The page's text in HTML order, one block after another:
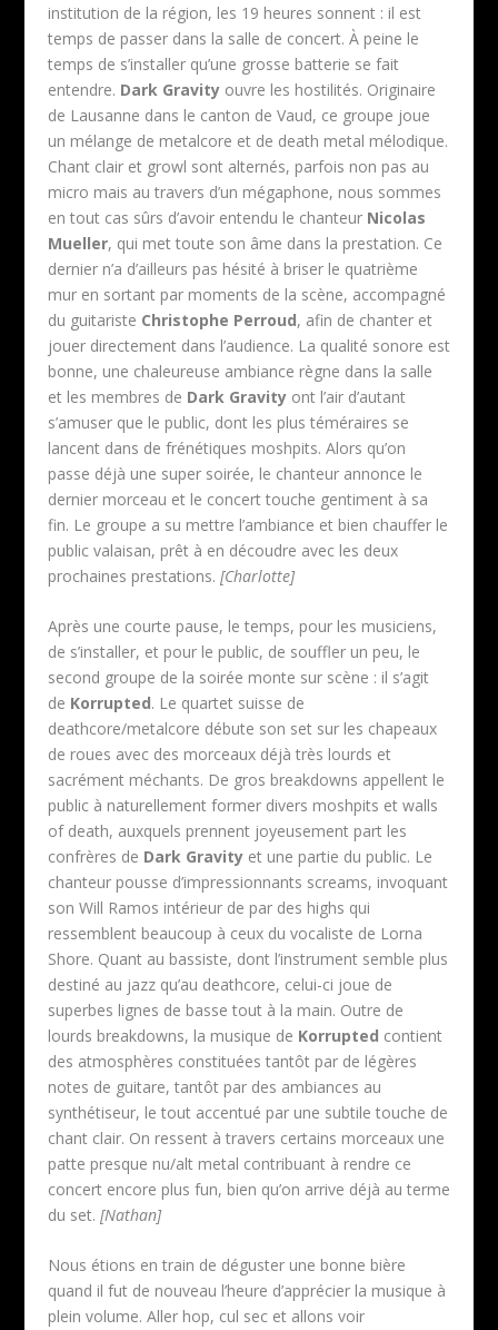
institution de la région, les 19 heures sonnent : il est
temps de passer dans la salle de concert. À peine le
temps de s’installer qu’une grosse batterie se fait
entendre. Dark Gravityouvre les hostilités. Originaire
de Lausanne dans le canton de Vaud, ce groupe joue
un mélange de metalcore et de death metal mélodique.
Chant clair et growl sont alternés, parfois non pas au
micro mais au travers d’un mégaphone, nous sommes
en tout cas sûrs d’avoir entendu le chanteur Nicolas
Mueller, qui met toute son âme dans la prestation. Ce
dernier n’a d’ailleurs pas hésité à briser le quatrième
mur en sortant par moments de la scène, accompagné
du guitariste Christophe Perroud, afin de chanter et
jouer directement dans l’audience. La qualité sonore est
bonne, une chaleureuse ambiance règne dans la salle
et les membres de Dark Gravityont l’air d’autant
s’amuser que le public, dont les plus téméraires se
lancent dans de frénétiques moshpits. Alors qu’on
passe déjà une super soirée, le chanteur annonce le
dernier morceau et le concert touche gentiment à sa
fin. Le groupe a su mettre l’ambiance et bien chauffer le
public valaisan, prêt à en découdre avec les deux
prochaines prestations. [Charlotte]
Après une courte pause, le temps, pour les musiciens,
de s’installer, et pour le public, de souffler un peu, le
second groupe de la soirée monte sur scène : il s’agit
de Korrupted. Le quartet suisse de
deathcore/metalcore débute son set sur les chapeaux
de roues avec des morceaux déjà très lourds et
sacrément méchants. De gros breakdowns appellent le
public à naturellement former divers moshpits et walls
of death, auxquels prennent joyeusement part les
confrères de Dark Gravityet une partie du public. Le
chanteur pousse d’impressionnants screams, invoquant
son Will Ramos intérieur de par des highs qui
ressemblent beaucoup à ceux du vocaliste de Lorna
Shore. Quant au bassiste, dont l’instrument semble plus
destiné au jazz qu’au deathcore, celui-ci joue de
superbes lignes de basse tout à la main. Outre de
lourds breakdowns, la musique de Korrupted contient
des atmosphères constituées tantôt par de légères
notes de guitare, tantôt par des ambiances au
synthétiseur, le tout accentué par une subtile touche de
chant clair. On ressent à travers certains morceaux une
patte presque nu/alt metal contribuant à rendre ce
concert encore plus fun, bien qu’on arrive déjà au terme
du set. [Nathan]
Nous étions en train de déguster une bonne bière
quand il fut de nouveau l’heure d’apprécier la musique à
plein volume. Aller hop, cul sec et allons voir